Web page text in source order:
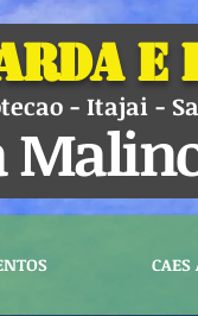
e
- Itajai -